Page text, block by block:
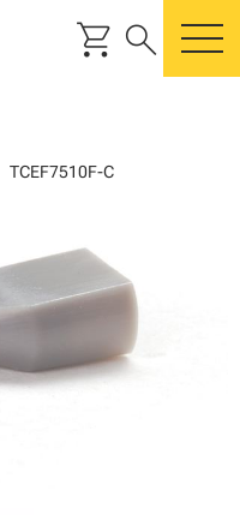
shopping_cart search
TCEF7510F-C